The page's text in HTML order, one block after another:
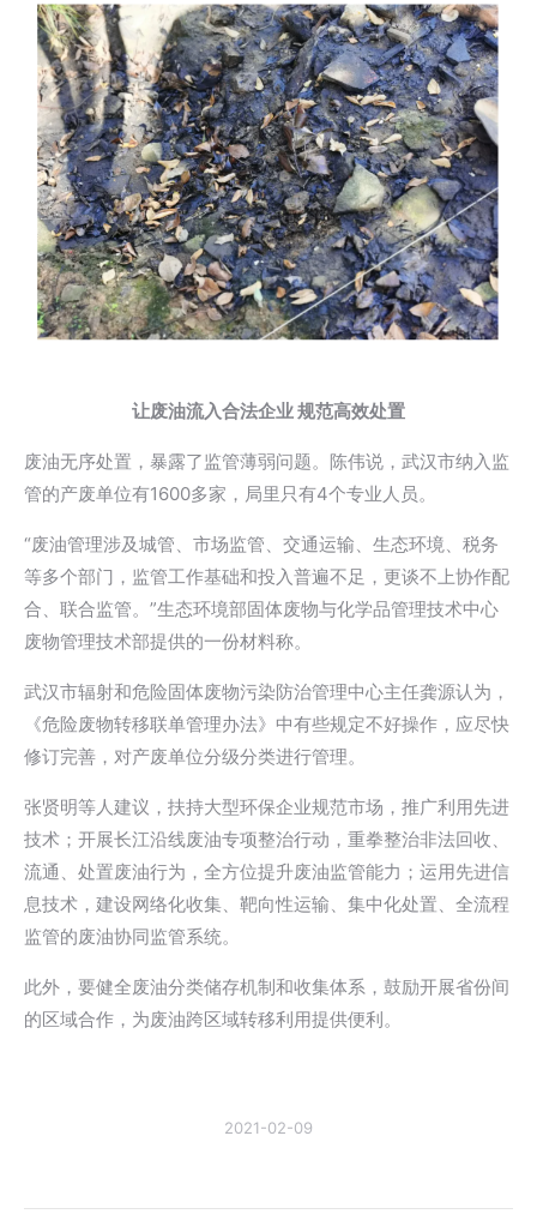
让废油流入合法企业 规范高效处置
废油无序处置，暴露了监管薄弱问题。陈伟说，武汉市纳入监
管的产废单位有1600多家，局里只有4个专业人员。
“废油管理涉及城管、市场监管、交通运输、生态环境、税务
等多个部门，监管工作基础和投入普遍不足，更谈不上协作配
合、联合监管。”生态环境部固体废物与化学品管理技术中心
废物管理技术部提供的一份材料称。
武汉市辐射和危险固体废物污染防治管理中心主任龚源认为，
《危险废物转移联单管理办法》中有些规定不好操作，应尽快
修订完善，对产废单位分级分类进行管理。
张贤明等人建议，扶持大型环保企业规范市场，推广利用先进
技术；开展长江沿线废油专项整治行动，重拳整治非法回收、
流通、处置废油行为，全方位提升废油监管能力；运用先进信
息技术，建设网络化收集、靶向性运输、集中化处置、全流程
监管的废油协同监管系统。
此外，要健全废油分类储存机制和收集体系，鼓励开展省份间
的区域合作，为废油跨区域转移利用提供便利。
2021-02-09